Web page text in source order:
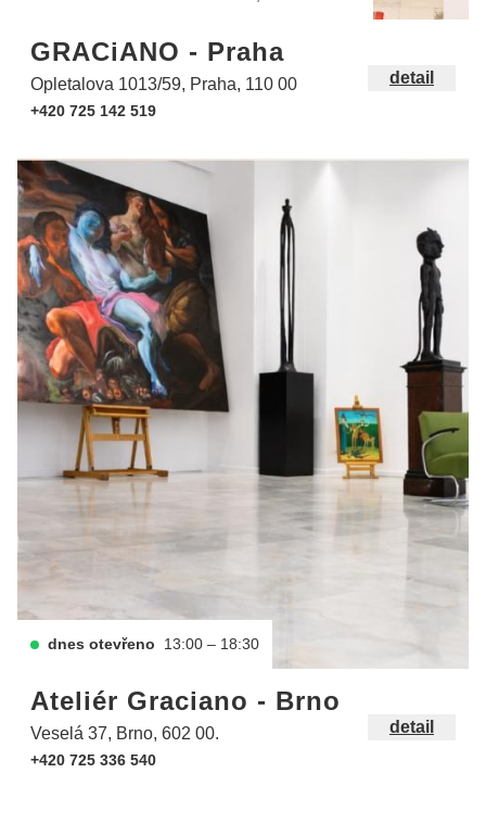
GRACiANO - Praha
Opletalova 1013/59, Praha, 110 00
+420 725 142 519
detail
dnes otevřeno 13:00 – 18:30
Ateliér Graciano - Brno
Veselá 37, Brno, 602 00.
+420 725 336 540
detail